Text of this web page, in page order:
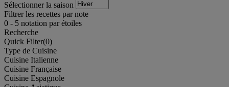
Sélectionner la saison
Filtrer les recettes par note
0 - 5 notation par étoiles
Recherche
Quick Filter(0)
Type de Cuisine
Cuisine Italienne
Cuisine Française
Cuisine Espagnole